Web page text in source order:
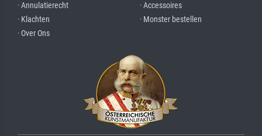
· Annulatierecht
· Klachten
· Over Ons
· Accessoires
· Monster bestellen